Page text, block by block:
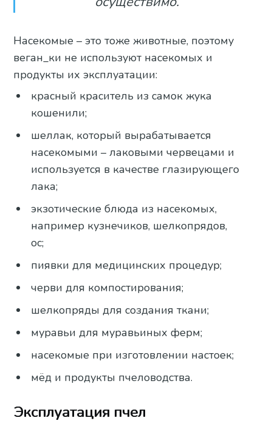
Насекомые – это тоже животные, поэтому
веган_ки не используют насекомых и
продукты их эксплуатации:
красный краситель из самок жука
кошенили;
шеллак, который вырабатывается
насекомыми – лаковыми червецами и
используется в качестве глазирующего
лака;
экзотические блюда из насекомых,
например кузнечиков, шелкопрядов,
ос;
пиявки для медицинских процедур;
черви для компостирования;
шелкопряды для создания ткани;
муравьи для муравьиных ферм;
насекомые при изготовлении настоек;
мёд и продукты пчеловодства.
Эксплуатация пчел